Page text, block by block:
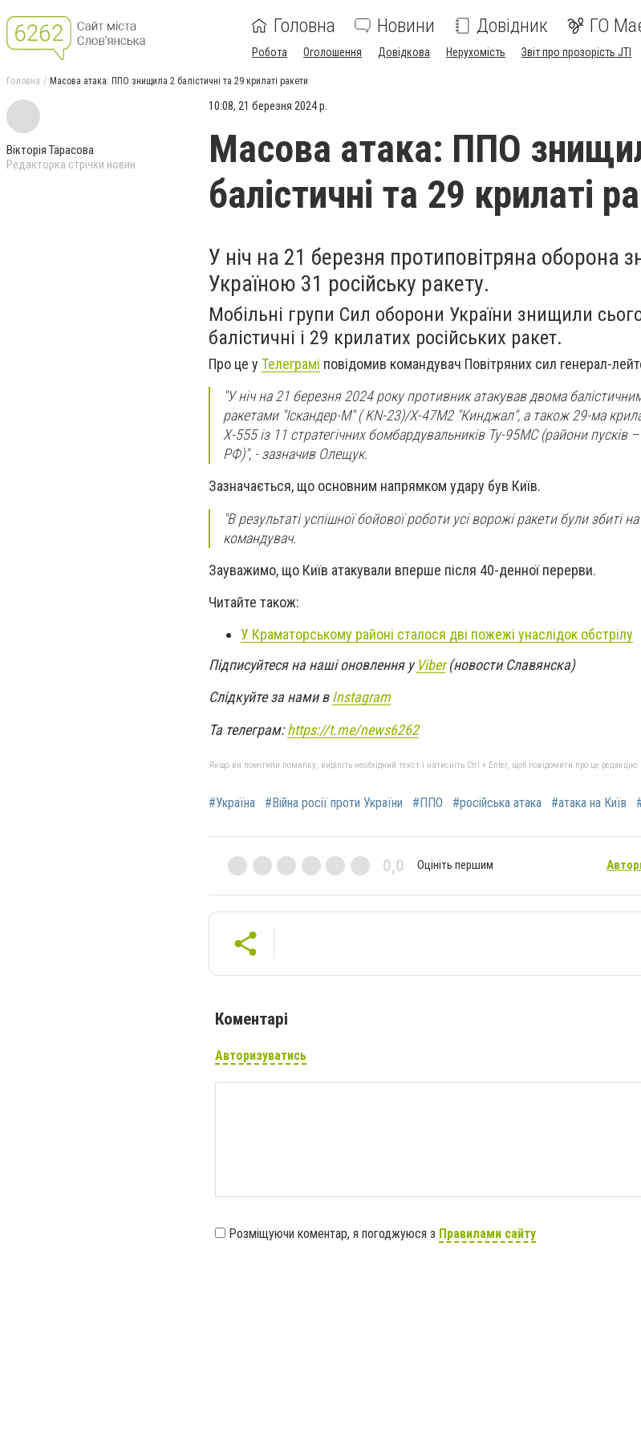
Головна Новини Довідник ГО
Робота Оголошення Довідкова Нерухомість Звіт про прозорість JTI
Головна Масова атака: ППО знищила 2 балістичні та 29 крилаті ракети
Вікторія Тарасова
Редакторка стрічки новин
10:08, 21 березня 2024 р.
Масова атака: ППО
балістичні та 29 крилаті
У ніч на 21 березня протиповітряна оборона
Україною 31 російську ракету.
Мобільні групи Сил оборони України знищили
балістичні і 29 крилатих російських ракет.
Про це у Телеграмі повідомив командувач Повітряних сил генерал-
"У ніч на 21 березня 2024 року противник атакував двома
ракетами "Іскандер-М" ( KN-23)/Х-47М2 "Кинджал", а також 29-ма
Х-555 із 11 стратегічних бомбардувальників Ту-95МС (райони пусків
РФ)", - зазначив Олещук.
Зазначається, що основним напрямком удару був Київ.
"В результаті успішної бойової роботи усі ворожі ракети були збиті
командувач.
Зауважимо, що Київ атакували вперше після 40-денної перерви.
Читайте також:
У Краматорському районі сталося дві пожежі унаслідок обстрілу
Підписуйтеся на наші оновлення уViber(новости Славянска)
Слідкуйте за нами вInstagram
Та телеграм:https://t.me/news6262
Якщо ви помітили помилку, виділіть необхідний текст і натисніть Ctrl + Enter, щоб повідомити про це редакцію
#Україна #Війна росії проти України #ППО #російська атака #атака на Київ
0,0 Оцініть першим
Коментарі
Авторизуватись
Розміщуючи коментар, я погоджуюся з Правилами сайту